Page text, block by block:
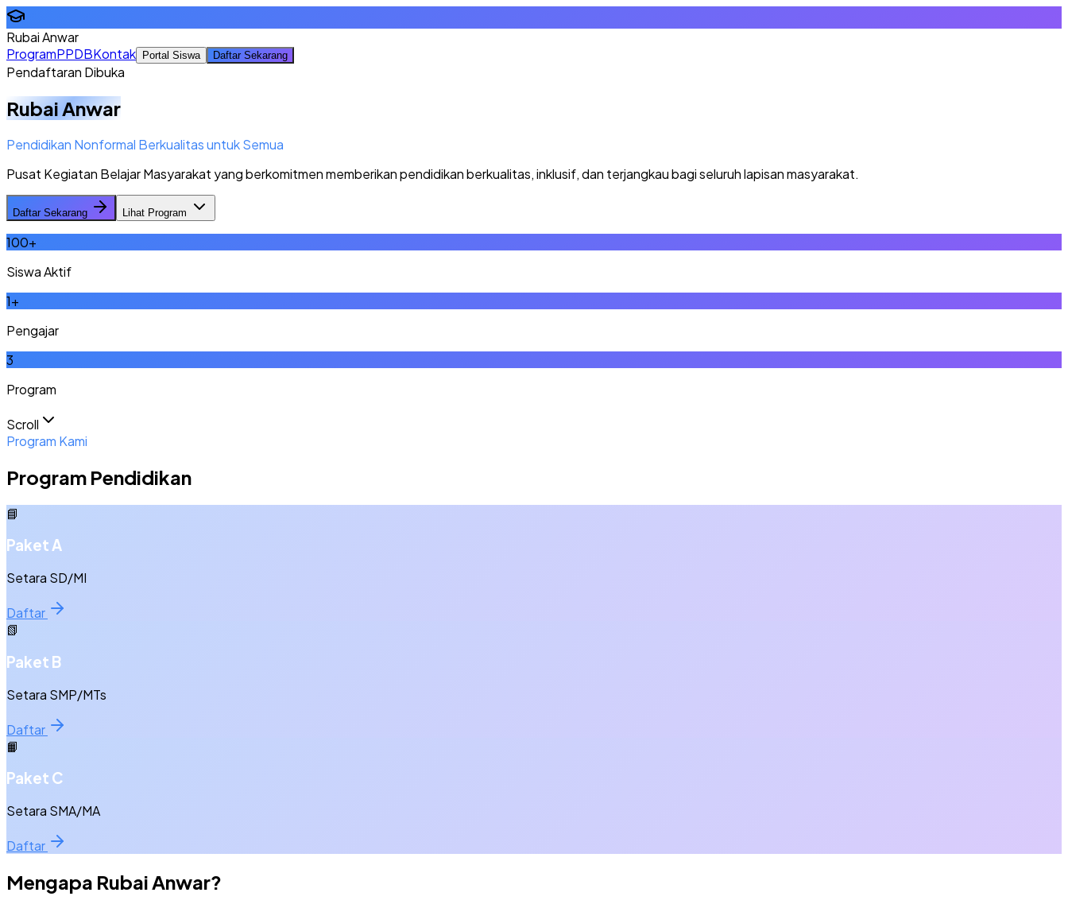
Rubai Anwar
ProgramPPDBKontak Portal Siswa Daftar Sekarang
Pendaftaran Dibuka
Rubai Anwar
Pendidikan Nonformal Berkualitas untuk Semua
Pusat Kegiatan Belajar Masyarakat yang berkomitmen memberikan pendidikan berkualitas, inklusif, dan terjangkau bagi seluruh lapisan masyarakat.
Daftar Sekarang Lihat Program
100+
Siswa Aktif
1+
Pengajar
3
Program
Scroll
Program Kami
Program Pendidikan
📘
Paket A
Setara SD/MI
Daftar
📗
Paket B
Setara SMP/MTs
Daftar
📙
Paket C
Setara SMA/MA
Daftar
Mengapa Rubai Anwar?